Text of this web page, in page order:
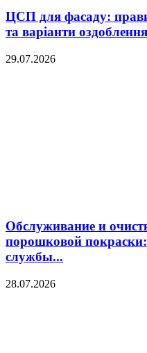
ЦСП для фасаду:
та варіанти оздоблення
29.07.2026
Обслуживание и
порошковой
службы...
28.07.2026